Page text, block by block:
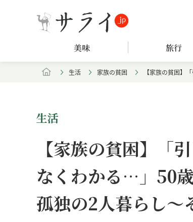
美味 旅行
生活 家族の貧困 【家族の貧困】
生活
【家族の貧困】「
なくわかる…」50
孤独の2人暮らし～